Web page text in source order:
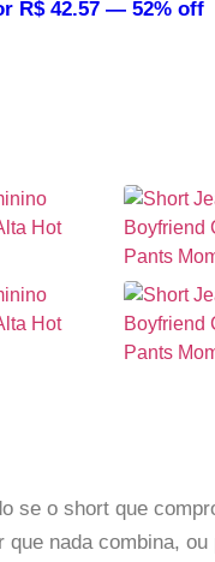
R$ 42.57 — 52% off
se o short que
nada combina,